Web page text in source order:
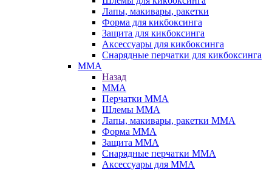
Лапы, макивары, ракетки
Форма для кикбоксинга
Защита для кикбоксинга
Аксессуары для кикбоксинга
Снарядные перчатки для кикбоксинга
ММА
Назад
ММА
Перчатки ММА
Шлемы ММА
Лапы, макивары, ракетки ММА
Форма ММА
Защита ММА
Снарядные перчатки ММА
Аксессуары для ММА